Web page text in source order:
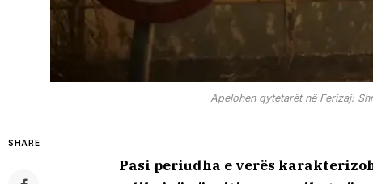
Apelohen qytetarët në Ferizaj:
SHARE
Pasi periudha e verës